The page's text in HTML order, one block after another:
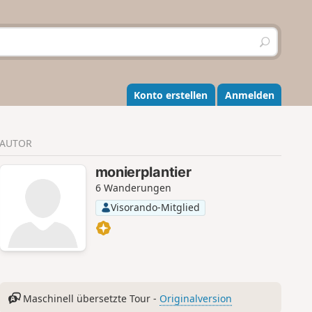
S
u
h
e
n
Konto erstellen Anmelden
AUTOR
monierplantier
6 Wanderungen
Visorando-Mitglied
Maschinell übersetzte Tour - Originalversion